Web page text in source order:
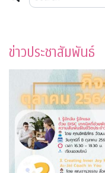
ข่าวประชาสัมพันธ์